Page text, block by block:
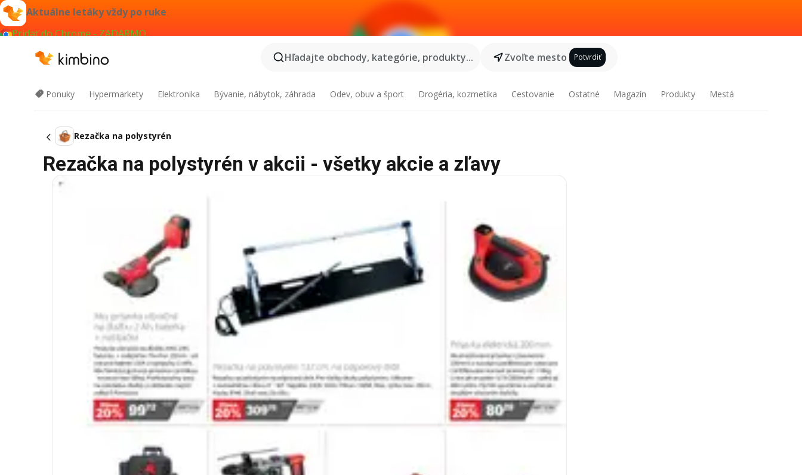
Aktuálne letáky vždy po ruke
Pridať do Chrome - ZADARMO
Hľadajte obchody, kategórie, produkty...
Zvoľte mesto Potvrdiť
Ponuky Hypermarkety Elektronika Bývanie, nábytok, záhrada Odev, obuv a šport Drogéria, kozmetika Cestovanie Ostatné Magazín Produkty Mestá
Rezačka na polystyrén
Rezačka na polystyrén v akcii - všetky akcie a zľavy